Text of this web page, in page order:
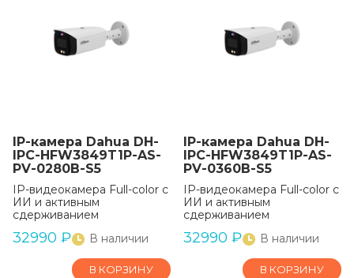
IP-камера Dahua DH-
IPC-HFW3849T1P-AS-
PV-0280B-S5
IP-видеокамера Full-color с
ИИ и активным
сдерживанием
32990 ₽ В наличии
В КОРЗИНУ
IP-камера Dahua DH-
IPC-HFW3849T1P-AS-
PV-0360B-S5
IP-видеокамера Full-color с
ИИ и активным
сдерживанием
32990 ₽ В наличии
В КОРЗИНУ